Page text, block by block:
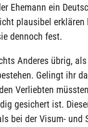
Ehemann ein
plausibel erklären
dennoch fest.
Anderes übrig,
Gelingt ihr
Verliebten
gesichert ist.
bei der Visum- und